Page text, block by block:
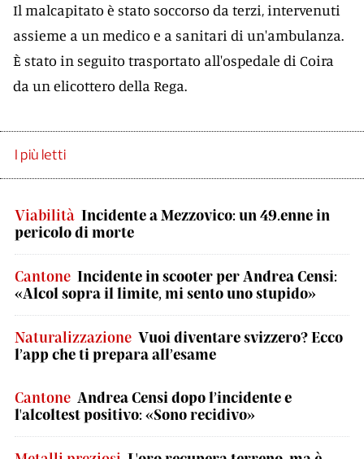
Il malcapitato è stato soccorso da terzi, intervenuti
assieme a un medico e a sanitari di un'ambulanza.
È stato in seguito trasportato all'ospedale di Coira
da un elicottero della Rega.
I più letti
Viabilità Incidente a Mezzovico: un 49.enne in
pericolo di morte
Cantone Incidente in scooter per Andrea Censi:
«Alcol sopra il limite, mi sento uno stupido»
Naturalizzazione Vuoi diventare svizzero? Ecco
l’app che ti prepara all’esame
Cantone Andrea Censi dopo l’incidente e
l'alcoltest positivo: «Sono recidivo»